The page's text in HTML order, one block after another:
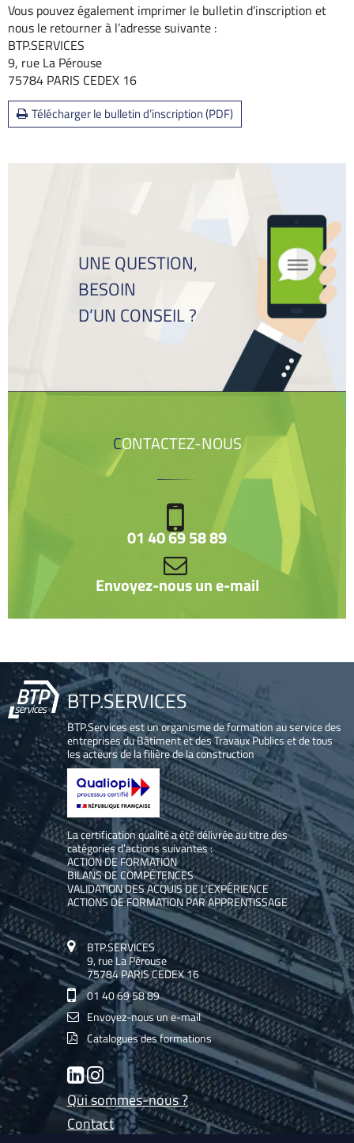
Vous pouvez également imprimer le bulletin d’inscription et
nous le retourner à l’adresse suivante :
BTP.SERVICES
9, rue La Pérouse
75784 PARIS CEDEX 16
Télécharger le bulletin d’inscription (PDF)
UNE QUESTION,
BESOIN
D’UN CONSEIL ?
CONTACTEZ-NOUS
01 40 69 58 89
Envoyez-nous un e-mail
BTP.SERVICES
BTP.Services est un organisme de formation au service des
entreprises du Bâtiment et des Travaux Publics et de tous
les acteurs de la filière de la construction
La certification qualité a été délivrée au titre des
catégories d’actions suivantes :
ACTION DE FORMATION
BILANS DE COMPÉTENCES
VALIDATION DES ACQUIS DE L’EXPÉRIENCE
ACTIONS DE FORMATION PAR APPRENTISSAGE
BTP.SERVICES
9, rue La Pérouse
75784 PARIS CEDEX 16
01 40 69 58 89
Envoyez-nous un e-mail
Catalogues des formations
LinkedInInstagram
Qui sommes-nous ?
Contact